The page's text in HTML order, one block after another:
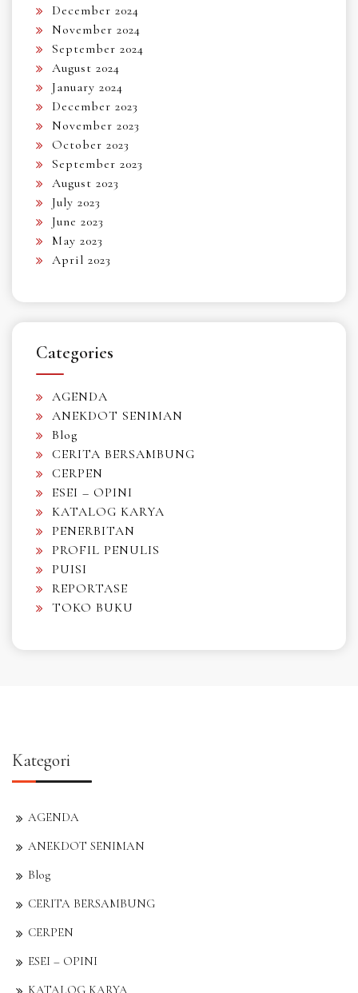
December 2024
November 2024
September 2024
August 2024
January 2024
December 2023
November 2023
October 2023
September 2023
August 2023
July 2023
June 2023
May 2023
April 2023
Categories
AGENDA
ANEKDOT SENIMAN
Blog
CERITA BERSAMBUNG
CERPEN
ESEI – OPINI
KATALOG KARYA
PENERBITAN
PROFIL PENULIS
PUISI
REPORTASE
TOKO BUKU
Kategori
AGENDA
ANEKDOT SENIMAN
Blog
CERITA BERSAMBUNG
CERPEN
ESEI – OPINI
KATALOG KARYA